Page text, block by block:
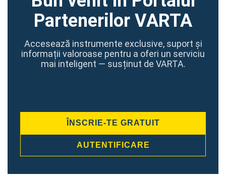
Partenerilor VARTA
Accesează instrumente exclusive, suport și
informații valoroase pentru a oferi un serviciu
mai inteligent — susținut de VARTA.
AUTENTIFICARE
ÎNSCRIE-TE GRATUIT